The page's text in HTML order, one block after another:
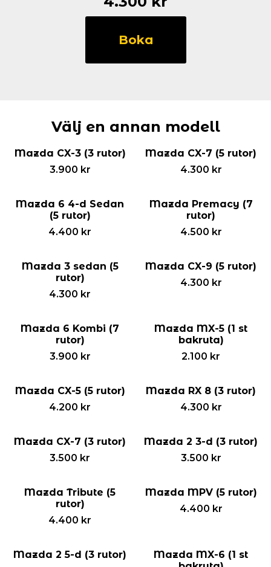
Mazda
(5
Boka
Välj en annan modell
Mazda CX-3 (3 rutor)
3.900 kr
Mazda CX-7 (5 rutor)
4.300 kr
Mazda 6 4-d Sedan
(5 rutor)
4.400 kr
Mazda Premacy (7
rutor)
4.500 kr
Mazda 3 sedan (5
rutor)
4.300 kr
Mazda CX-9 (5 rutor)
4.300 kr
Mazda 6 Kombi (7
rutor)
3.900 kr
Mazda MX-5 (1 st
bakruta)
2.100 kr
Mazda CX-5 (5 rutor)
4.200 kr
Mazda RX 8 (3 rutor)
4.300 kr
Mazda CX-7 (3 rutor)
3.500 kr
Mazda 2 3-d (3 rutor)
3.500 kr
Mazda Tribute (5
rutor)
4.400 kr
Mazda MPV (5 rutor)
4.400 kr
Mazda 2 5-d (3 rutor)
Mazda MX-6 (1 st